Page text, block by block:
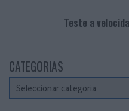
Teste a
CATEGORIAS
Categorias